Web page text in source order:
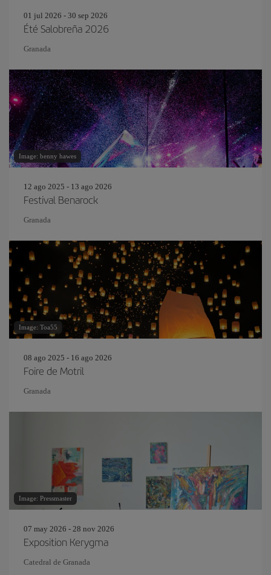
01 jul 2026 - 30 sep 2026
Été Salobreña 2026
Granada
Image: benny hawes
12 ago 2025 - 13 ago 2026
Festival Benarock
Granada
Image: Toa55
08 ago 2025 - 16 ago 2026
Foire de Motril
Granada
Image: Pressmaster
07 may 2026 - 28 nov 2026
Exposition Kerygma
Catedral de Granada